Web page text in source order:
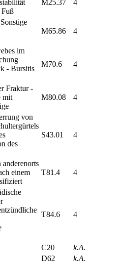
Fuß
M25.37 4
M65.86 4
im
- Bursitis
M70.6 4
Fraktur -
mit
M80.08 4
von
des
S43.01 4
einem
T81.4 4
T84.6 4
C20
k.A.
D62
k.A.